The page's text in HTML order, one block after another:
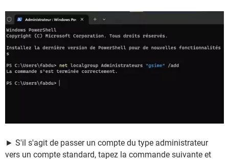
► S'il s'agit de passer un compte du type administrateur
vers un compte standard, tapez la commande suivante et